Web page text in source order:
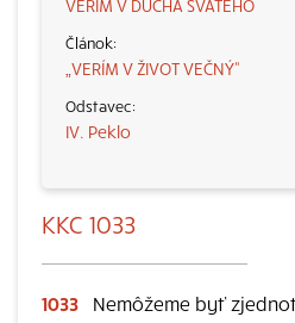
VERÍM V DUCHA SVÄTÉHO
„VERÍM V ŽIVOT VEČNÝ“
IV. Peklo
KKC 1033
1033
Nemôžeme byť